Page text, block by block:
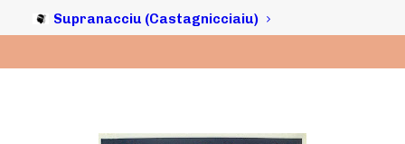
Supranacciu (Castagnicciaiu)